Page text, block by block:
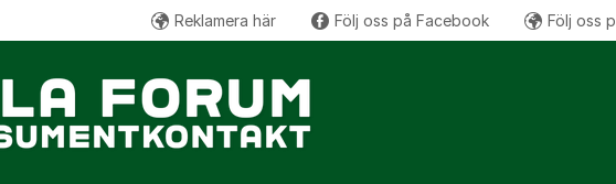
Reklamera här Följ oss på Facebook Följ oss